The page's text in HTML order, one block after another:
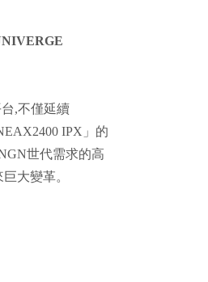
,不僅延續
IPX」的
世代需求的高
大變革。